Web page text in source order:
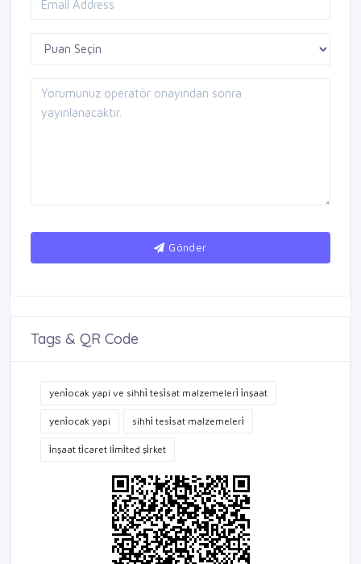
Gönder
Tags & QR Code
yeni̇ocak yapi ve sihhi̇ tesi̇sat malzemeleri̇ i̇nşaat
yeni̇ocak yapi sihhi̇ tesi̇sat malzemeleri̇
i̇nşaat ti̇caret li̇mi̇ted şi̇rket